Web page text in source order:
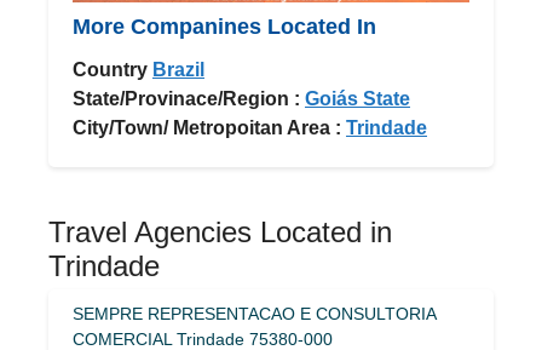
More Companines Located In
Country Brazil
State/Provinace/Region : Goiás State
City/Town/ Metropoitan Area : Trindade
Travel Agencies Located in
Trindade
SEMPRE REPRESENTACAO E CONSULTORIA
COMERCIAL Trindade 75380-000